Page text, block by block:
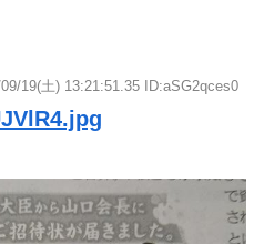
19(土) 13:21:51.35 ID:aSG2qces0